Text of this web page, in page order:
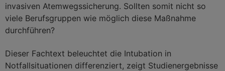
invasiven Atemwegssicherung. Sollten somit nicht so
viele Berufsgruppen wie möglich diese Maßnahme
durchführen?
Dieser Fachtext beleuchtet die Intubation in
Notfallsituationen differenziert, zeigt Studienergebnisse